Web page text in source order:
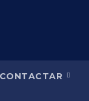
CONTACTAR